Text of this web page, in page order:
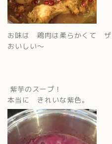
お味は 鶏肉は柔らかくて ザ
おいしい〜
紫芋のスープ！
本当に きれいな紫色。